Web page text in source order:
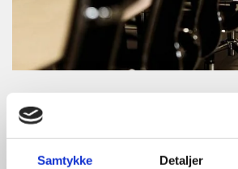
Samtykke Detaljer
Valgkomite
Odd-Inge Eiklid - Eiklid & Ekdahl Elektro AS